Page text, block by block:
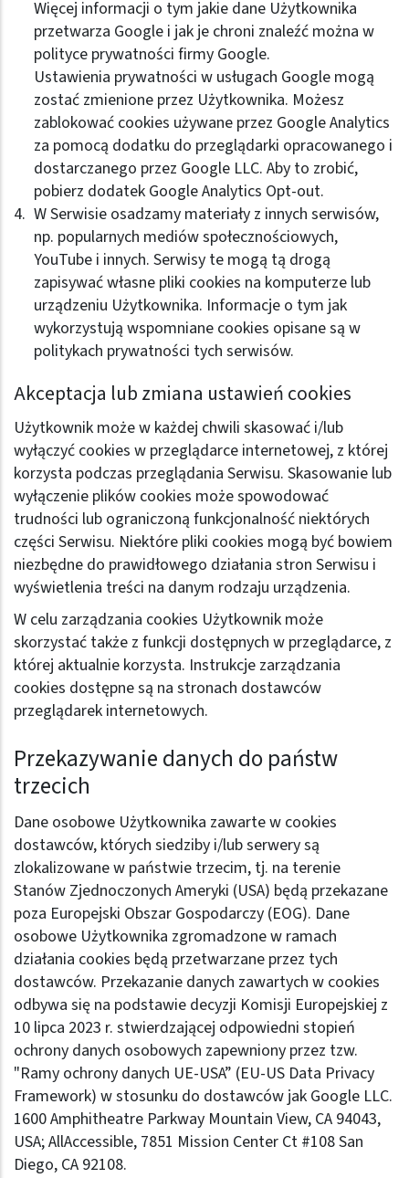
Więcej informacji o tym jakie dane Użytkownika
przetwarza Google i jak je chroni znaleźć można w
polityce prywatności firmy Google.
Ustawienia prywatności w usługach Google mogą
zostać zmienione przez Użytkownika. Możesz
zablokować cookies używane przez Google Analytics
za pomocą dodatku do przeglądarki opracowanego i
dostarczanego przez Google LLC. Aby to zrobić,
pobierz dodatek Google Analytics Opt-out.
W Serwisie osadzamy materiały z innych serwisów,
np. popularnych mediów społecznościowych,
YouTube i innych. Serwisy te mogą tą drogą
zapisywać własne pliki cookies na komputerze lub
urządzeniu Użytkownika. Informacje o tym jak
wykorzystują wspomniane cookies opisane są w
politykach prywatności tych serwisów.
Akceptacja lub zmiana ustawień cookies
Użytkownik może w każdej chwili skasować i/lub
wyłączyć cookies w przeglądarce internetowej, z której
korzysta podczas przeglądania Serwisu. Skasowanie lub
wyłączenie plików cookies może spowodować
trudności lub ograniczoną funkcjonalność niektórych
części Serwisu. Niektóre pliki cookies mogą być bowiem
niezbędne do prawidłowego działania stron Serwisu i
wyświetlenia treści na danym rodzaju urządzenia.
W celu zarządzania cookies Użytkownik może
skorzystać także z funkcji dostępnych w przeglądarce, z
której aktualnie korzysta. Instrukcje zarządzania
cookies dostępne są na stronach dostawców
przeglądarek internetowych.
Przekazywanie danych do państw
trzecich
Dane osobowe Użytkownika zawarte w cookies
dostawców, których siedziby i/lub serwery są
zlokalizowane w państwie trzecim, tj. na terenie
Stanów Zjednoczonych Ameryki (USA) będą przekazane
poza Europejski Obszar Gospodarczy (EOG). Dane
osobowe Użytkownika zgromadzone w ramach
działania cookies będą przetwarzane przez tych
dostawców. Przekazanie danych zawartych w cookies
odbywa się na podstawie decyzji Komisji Europejskiej z
10 lipca 2023 r. stwierdzającej odpowiedni stopień
ochrony danych osobowych zapewniony przez tzw.
"Ramy ochrony danych UE-USA” (EU-US Data Privacy
Framework) w stosunku do dostawców jak Google LLC.
1600 Amphitheatre Parkway Mountain View, CA 94043,
USA; AllAccessible, 7851 Mission Center Ct #108 San
Diego, CA 92108.